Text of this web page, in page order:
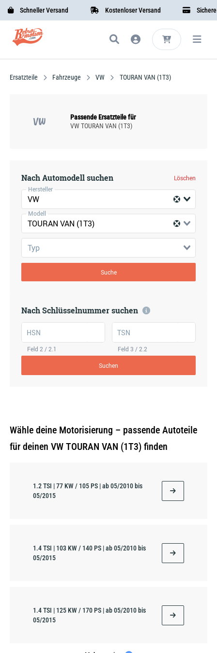
Schneller Versand Kostenloser Versand Sichere
Ersatzteile Fahrzeuge VW TOURAN VAN (1T3)
VW
Passende Ersatzteile für
VW TOURAN VAN (1T3)
Nach Automodell suchen
Löschen
Hersteller
VW
Modell
TOURAN VAN (1T3)
Typ
Suche
Nach Schlüsselnummer suchen
HSN
Feld 2 / 2.1
TSN
Feld 3 / 2.2
Suchen
Wähle deine Motorisierung – passende Autoteile
für deinen VW TOURAN VAN (1T3) finden
1.2 TSI | 77 KW / 105 PS | ab 05/2010 bis
05/2015
1.4 TSI | 103 KW / 140 PS | ab 05/2010 bis
05/2015
1.4 TSI | 125 KW / 170 PS | ab 05/2010 bis
05/2015